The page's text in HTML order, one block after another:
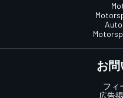
お
フィ
広告